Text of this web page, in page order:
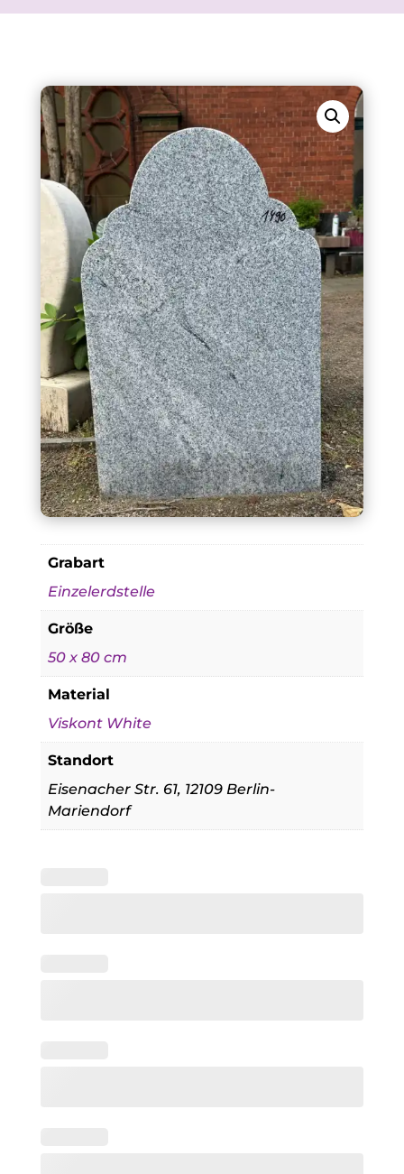
Grabart
Einzelerdstelle
Größe
50 x 80 cm
Material
Viskont White
Standort
Eisenacher Str. 61, 12109 Berlin-
Mariendorf